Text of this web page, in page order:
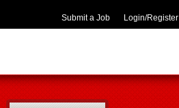
Login/Register
Submit a Job